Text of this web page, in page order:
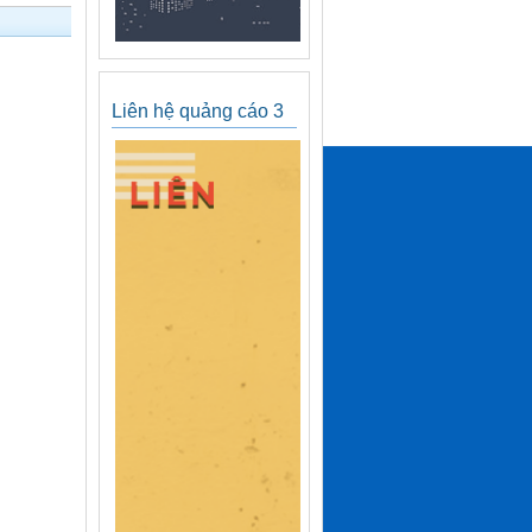
Liên hệ quảng cáo 3